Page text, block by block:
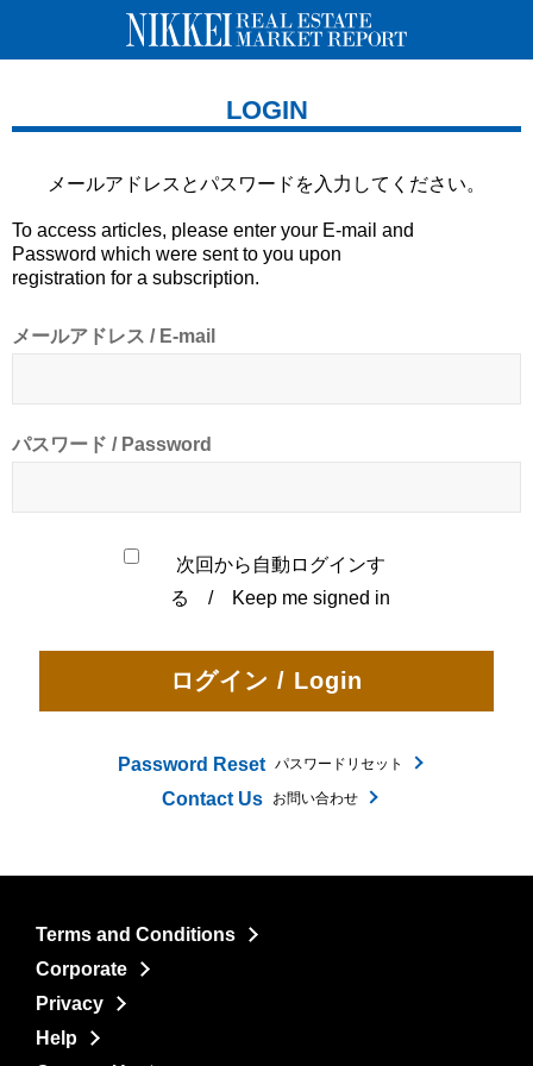
LOGIN
メールアドレスとパスワードを 入力してください。
To access articles, please enter your E-mail and
Password which were sent to you upon
registration for a subscription.
メールアドレス / E-mail
パスワード / Password
次回から自動ログインす
る / Keep me signed in
Password Reset パスワードリセット
Contact Us お問い合わせ
Terms and Conditions
Corporate
Privacy
Help